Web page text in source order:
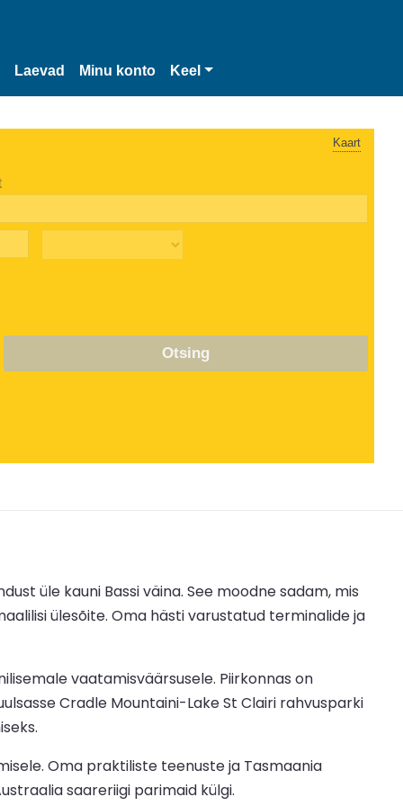
Laevad Minu konto Keel
Kaart
Otsing
üle kauni Bassi väina. See moodne sadam, mis
ülesõite. Oma hästi varustatud terminalide ja
vaatamisväärsusele. Piirkonnas on
Cradle Mountaini-Lake St Clairi rahvusparki
Oma praktiliste teenuste ja Tasmaania
saareriigi parimaid külgi.